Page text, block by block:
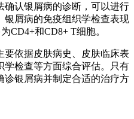
确认银屑病的诊断，可以进行
银屑病的免疫组织学检查表现
CD4+和CD8+ T细胞。
依据皮肤病史、皮肤临床表
学检查等方面综合评估。只有
诊银屑病并制定合适的治疗方